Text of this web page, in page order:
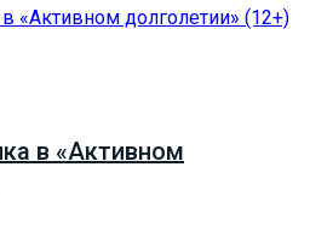
в «Активном